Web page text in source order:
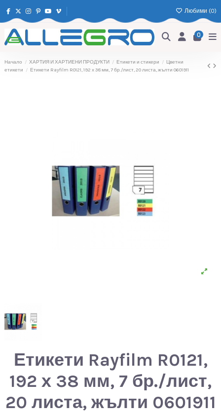
Любими (0)
0
Начало ХАРТИЯ И ХАРТИЕНИ ПРОДУКТИ Етикети и стикери
Цветни
етикети
Етикети Rayfilm R0121, 192 х 38 мм, 7 бр./лист, 20 листа, жълти 0601911
Етикети Rayfilm R0121,
192 х 38 мм, 7 бр./лист,
20 листа, жълти 0601911